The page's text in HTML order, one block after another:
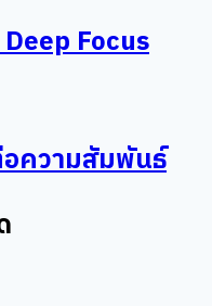
Focus
ความสัมพันธ์